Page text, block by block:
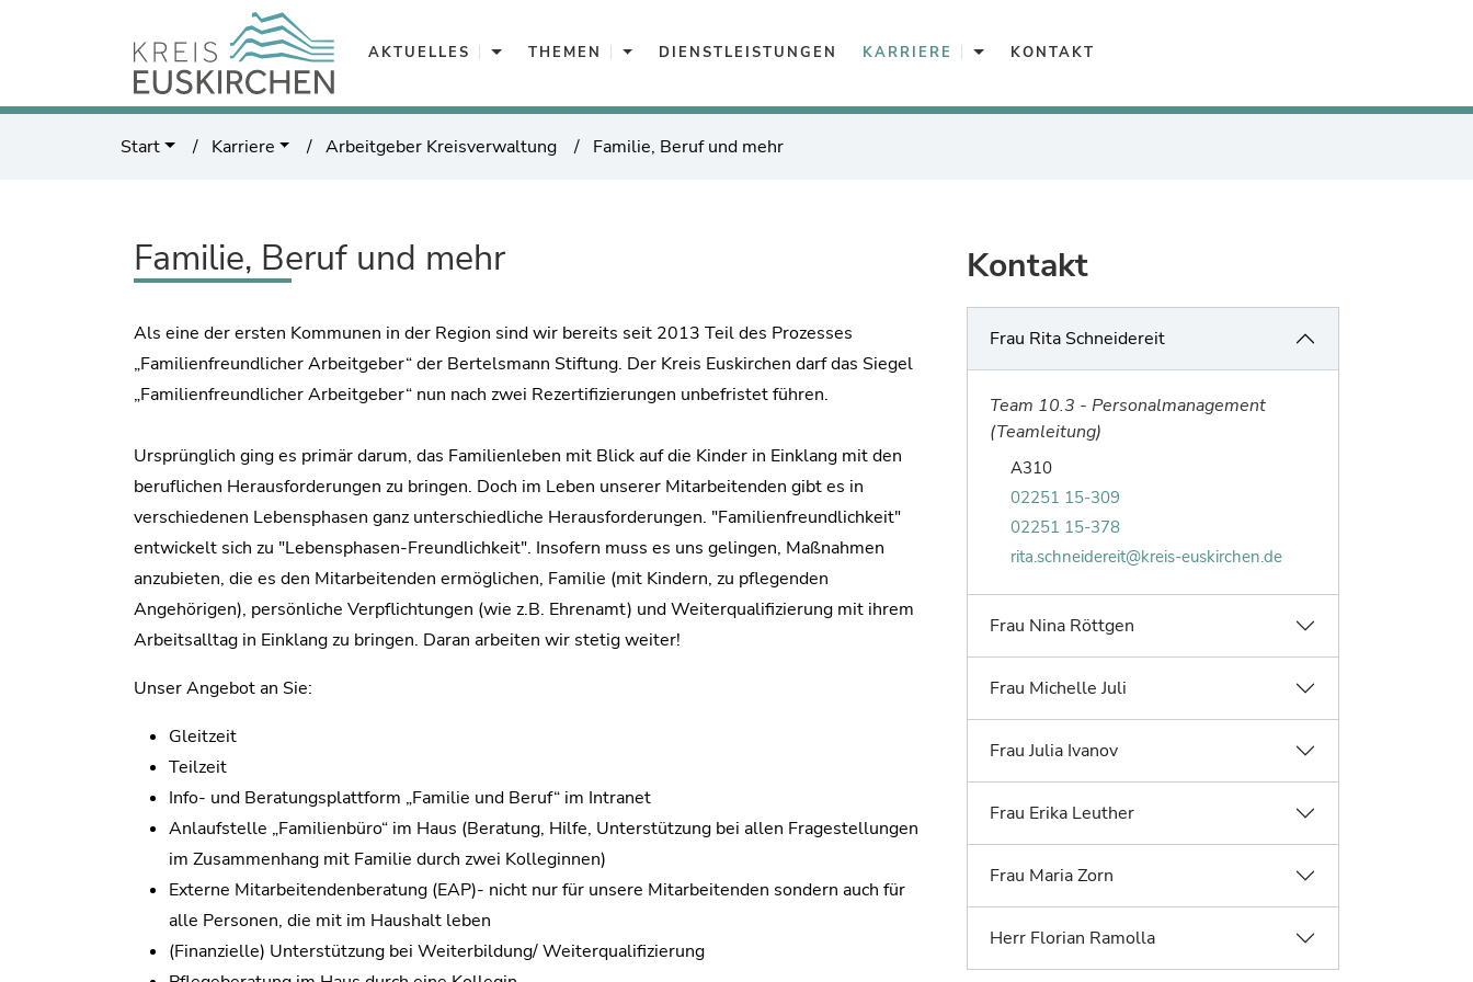
AKTUELLES Aktuelles
THEMEN ThemenDIENSTLEISTUNGEN KARRIERE KarriereKONTAKT
Start Karriere Arbeitgeber Kreisverwaltung Familie, Beruf und mehr
Familie, Beruf und mehr
Als eine der ersten Kommunen in der Region sind wir bereits seit 2013 Teil des Prozesses
„Familienfreundlicher Arbeitgeber“ der Bertelsmann Stiftung. Der Kreis Euskirchen darf das Siegel
„Familienfreundlicher Arbeitgeber“ nun nach zwei Rezertifizierungen unbefristet führen.
Ursprünglich ging es primär darum, das Familienleben mit Blick auf die Kinder in Einklang mit den
beruflichen Herausforderungen zu bringen. Doch im Leben unserer Mitarbeitenden gibt es in
verschiedenen Lebensphasen ganz unterschiedliche Herausforderungen. "Familienfreundlichkeit"
entwickelt sich zu "Lebensphasen-Freundlichkeit". Insofern muss es uns gelingen, Maßnahmen
anzubieten, die es den Mitarbeitenden ermöglichen, Familie (mit Kindern, zu pflegenden
Angehörigen), persönliche Verpflichtungen (wie z.B. Ehrenamt) und Weiterqualifizierung mit ihrem
Arbeitsalltag in Einklang zu bringen. Daran arbeiten wir stetig weiter!
Unser Angebot an Sie:
Gleitzeit
Teilzeit
Info- und Beratungsplattform „Familie und Beruf“ im Intranet
Anlaufstelle „Familienbüro“ im Haus (Beratung, Hilfe, Unterstützung bei allen Fragestellungen
im Zusammenhang mit Familie durch zwei Kolleginnen)
Externe Mitarbeitendenberatung (EAP)- nicht nur für unsere Mitarbeitenden sondern auch für
alle Personen, die mit im Haushalt leben
(Finanzielle) Unterstützung bei Weiterbildung/ Weiterqualifizierung
Kontakt
Frau Rita Schneidereit
Team 10.3 - Personalmanagement
(Teamleitung)
A310Raum von Rita Schneidereit:
02251 15-309Telefonnummer von Rita Schneidereit:
02251 15-378Faxnummer von Rita Schneidereit:
E-Mail von Rita Schneidereit:
rita.schneidereit@kreis-euskirchen.de
Frau Nina Röttgen
Frau Michelle Juli
Frau Julia Ivanov
Frau Erika Leuther
Frau Maria Zorn
Herr Florian Ramolla